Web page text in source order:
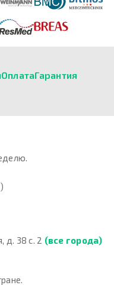
ОплатаГарантия
д. 38 с. 2 (все города)